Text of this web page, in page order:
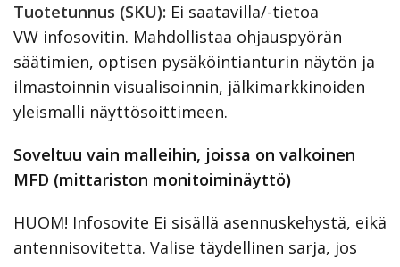
Tuotetunnus (SKU): Ei saatavilla/-tietoa
VW infosovitin. Mahdollistaa ohjauspyörän
säätimien, optisen pysäköintianturin näytön ja
ilmastoinnin visualisoinnin, jälkimarkkinoiden
yleismalli näyttösoittimeen.
Soveltuu vain malleihin, joissa on valkoinen
MFD (mittariston monitoiminäyttö)
HUOM! Infosovite Ei sisällä asennuskehystä, eikä
antennisovitetta. Valise täydellinen sarja, jos